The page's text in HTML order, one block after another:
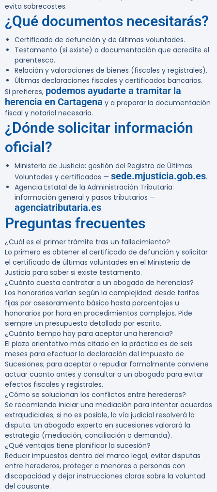
evita sobrecostes.
¿Qué documentos necesitarás?
Certificado de defunción y de últimas voluntades.
Testamento (si existe) o documentación que acredite el
parentesco.
Relación y valoraciones de bienes (fiscales y registrales).
Últimas declaraciones fiscales y certificados bancarios.
Si prefieres, podemos ayudarte a tramitar la
herencia en Cartagena y a preparar la documentación
fiscal y notarial necesaria.
¿Dónde solicitar información
oficial?
Ministerio de Justicia: gestión del Registro de Últimas
Voluntades y certificados — sede.mjusticia.gob.es.
Agencia Estatal de la Administración Tributaria:
información general y pasos tributarios —
agenciatributaria.es.
Preguntas frecuentes
¿Cuál es el primer trámite tras un fallecimiento?
Lo primero es obtener el certificado de defunción y solicitar
el certificado de últimas voluntades en el Ministerio de
Justicia para saber si existe testamento.
¿Cuánto cuesta contratar a un abogado de herencias?
Los honorarios varían según la complejidad: desde tarifas
fijas por asesoramiento básico hasta porcentajes u
honorarios por hora en procedimientos complejos. Pide
siempre un presupuesto detallado por escrito.
¿Cuánto tiempo hay para aceptar una herencia?
El plazo orientativo más citado en la práctica es de seis
meses para efectuar la declaración del Impuesto de
Sucesiones; para aceptar o repudiar formalmente conviene
actuar cuanto antes y consultar a un abogado para evitar
efectos fiscales y registrales.
¿Cómo se solucionan los conflictos entre herederos?
Se recomienda iniciar una mediación para intentar acuerdos
extrajudiciales; si no es posible, la vía judicial resolverá la
disputa. Un abogado experto en sucesiones valorará la
estrategia (mediación, conciliación o demanda).
¿Qué ventajas tiene planificar la sucesión?
Reducir impuestos dentro del marco legal, evitar disputas
entre herederos, proteger a menores o personas con
discapacidad y dejar instrucciones claras sobre la voluntad
del causante.